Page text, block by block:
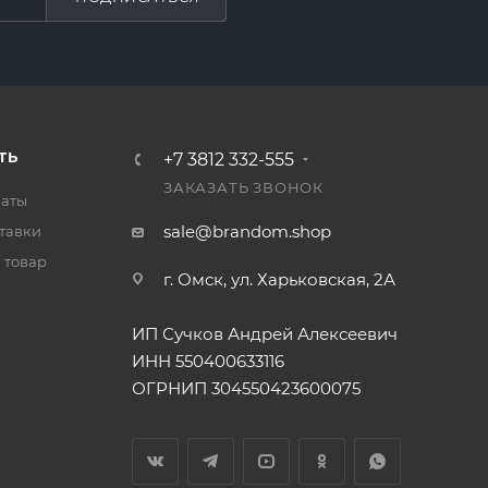
товар
+7 3812 332-555
ЗАКАЗАТЬ ЗВОНОК
sale@brandom.shop
г. Омск, ул. Харьковская, 2А
ИП Сучков Андрей Алексеевич
ИНН 550400633116
ОГРНИП 304550423600075